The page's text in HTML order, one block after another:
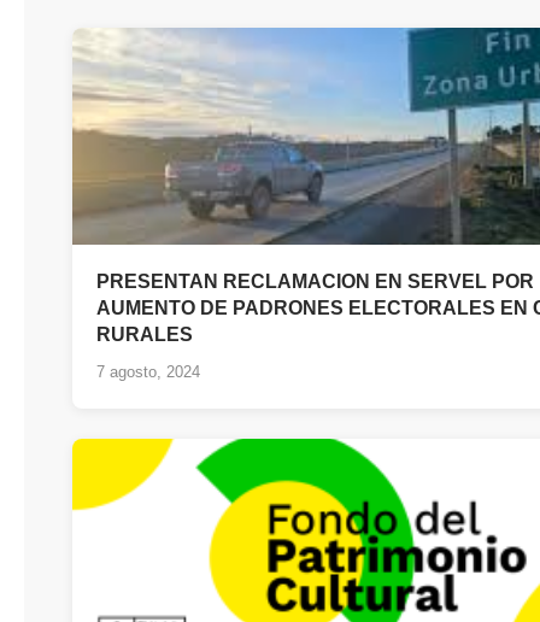
PRESENTAN RECLAMACION EN SERVEL POR
AUMENTO DE PADRONES ELECTORALES EN
RURALES
7 agosto, 2024